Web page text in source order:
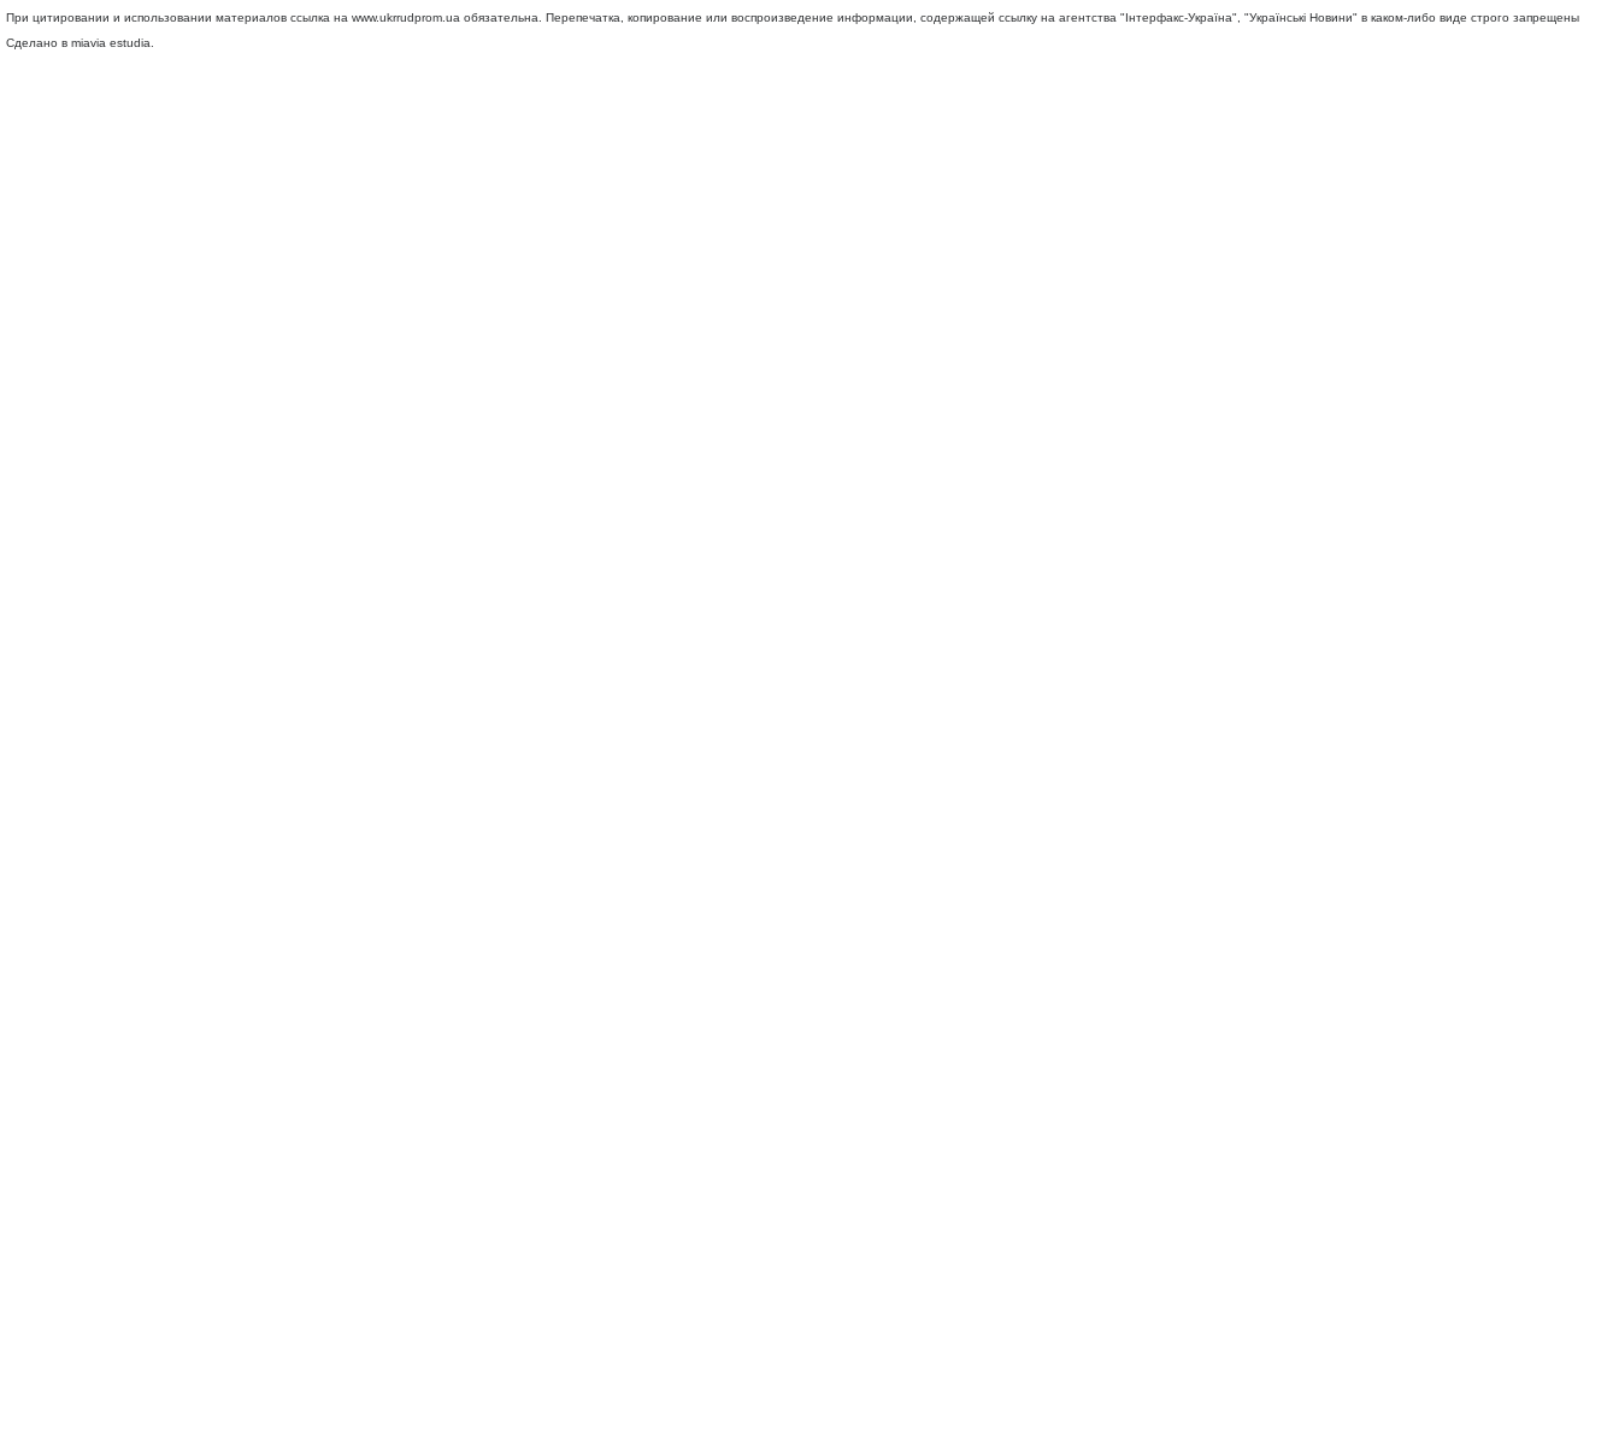
При цитировании и использовании материалов ссылка на www.ukrrudprom.ua обязательна. Перепечатка, копирование или воспроизведение информации, содержащей ссылку на агентства "Iнтерфакс-Україна", "Українськi Новини" в каком-либо виде строго запрещены
Сделано в miavia estudia.